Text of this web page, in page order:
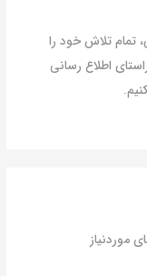
تمام تلاش خود را
اطلاع رسانی
موردنیاز